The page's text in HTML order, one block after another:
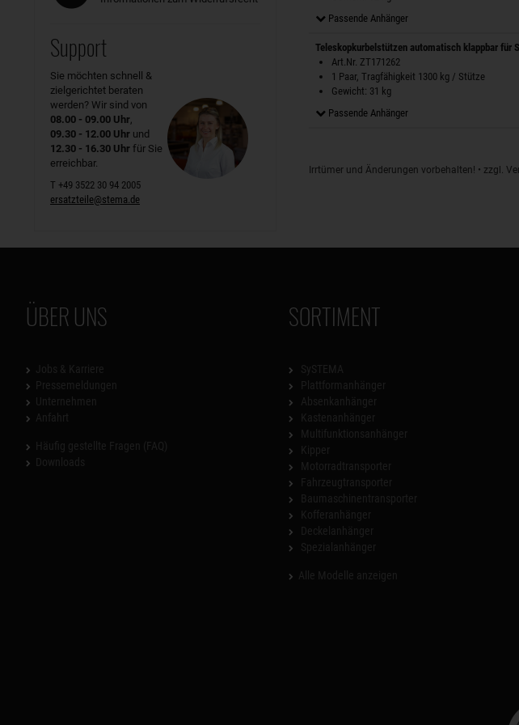
Passende Anhänger
Teleskopkurbelstützen automatisch klappbar
Art.Nr. ZT171262
1 Paar, Tragfähigkeit 1300 kg / Stütze
Gewicht: 31 kg
Passende Anhänger
Irrtümer und Änderungen vorbehalten! • zzgl.
Support
Sie möchten schnell &
zielgerichtet beraten
werden? Wir sind von
08.00 - 09.00 Uhr,
09.30 - 12.00 Uhr und
12.30 - 16.30 Uhr für Sie
erreichbar.
T +49 3522 30 94 2005
ersatzteile@stema.de
ÜBER UNS SORTIMENT